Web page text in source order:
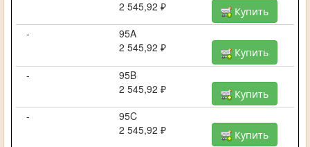
2 545,92 ₽
Купить
-
95A
2 545,92 ₽
Купить
-
95B
2 545,92 ₽
Купить
-
95C
2 545,92 ₽
Купить